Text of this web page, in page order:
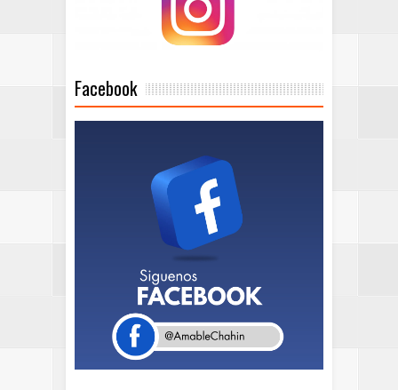
Facebook